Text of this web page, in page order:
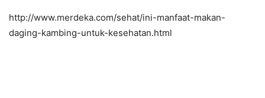
http://www.merdeka.com/sehat/ini-manfaat-makan-
daging-kambing-untuk-kesehatan.html